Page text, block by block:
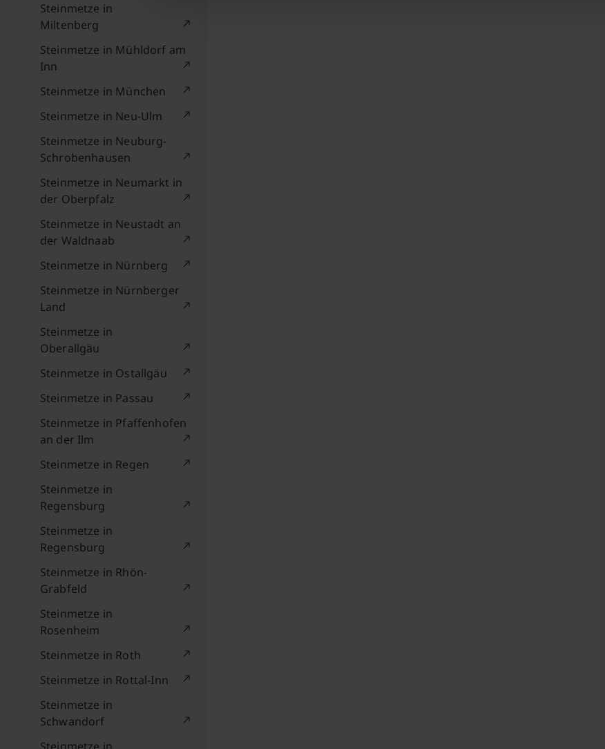
Steinmetze in
Miltenberg
Steinmetze in Mühldorf am
Inn
Steinmetze in München
Steinmetze in Neu-Ulm
Steinmetze in Neuburg-
Schrobenhausen
Steinmetze in Neumarkt in
der Oberpfalz
Steinmetze in Neustadt an
der Waldnaab
Steinmetze in Nürnberg
Steinmetze in Nürnberger
Land
Steinmetze in
Oberallgäu
Steinmetze in Ostallgäu
Steinmetze in Passau
Steinmetze in Pfaffenhofen
an der Ilm
Steinmetze in Regen
Steinmetze in
Regensburg
Steinmetze in
Regensburg
Steinmetze in Rhön-
Grabfeld
Steinmetze in
Rosenheim
Steinmetze in Roth
Steinmetze in Rottal-Inn
Steinmetze in
Schwandorf